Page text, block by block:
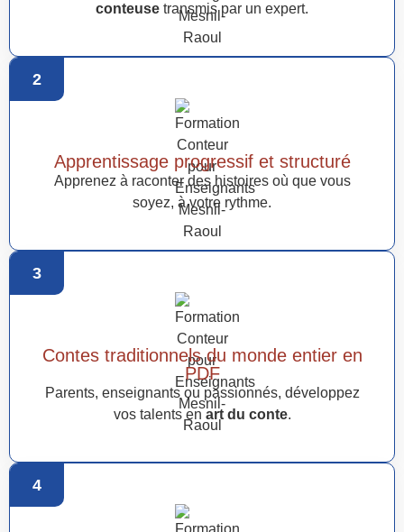
conteuse transmis par un expert.
2
Apprentissage progressif et structuré
Apprenez à raconter des histoires où que vous
soyez, à votre rythme.
3
Contes traditionnels du monde entier en
PDF
Parents, enseignants ou passionnés, développez
vos talents en art du conte.
4